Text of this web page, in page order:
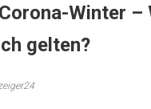
Winter –
gelten?